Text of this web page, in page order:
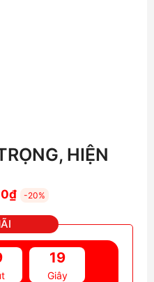
HIỆN
₫Giá
là:
16,500,000₫.
-20%
18
Giây